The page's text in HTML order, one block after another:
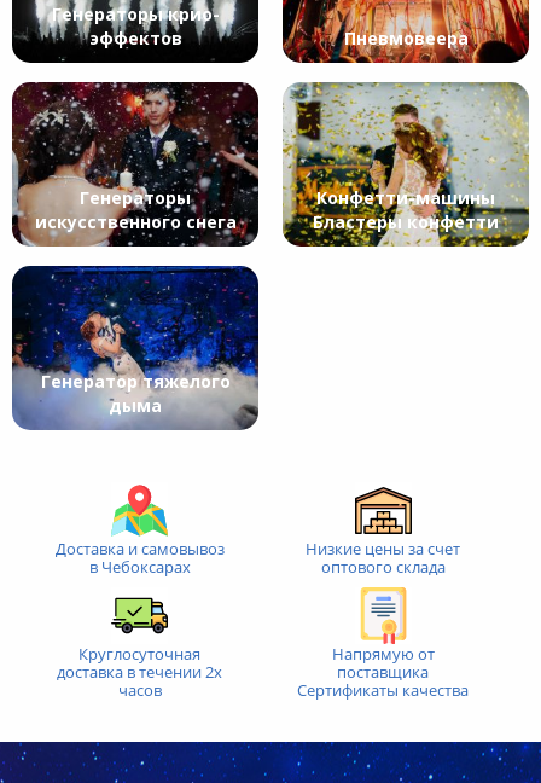
Генераторы крио-
эффектов
Пневмовеера
Генераторы
искусственного снега
Конфетти-машины
Бластеры конфетти
Генератор тяжелого
дыма
Доставка и самовывоз
в Чебоксарах
Низкие цены за счет
оптового склада
Круглосуточная
доставка в течении 2х
часов
Напрямую от
поставщика
Сертификаты качества